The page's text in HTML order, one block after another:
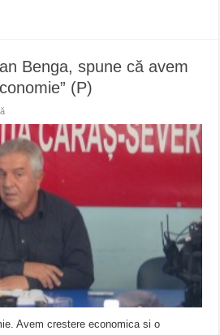
Benga, spune că avem
(P)
Avem crestere economica si o